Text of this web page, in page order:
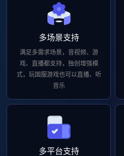
多场景支持
满足多需求场景，音视频、游
戏、直播都支持，独创增强模
式，玩国服游戏也可以直播、听
音乐
多平台支持